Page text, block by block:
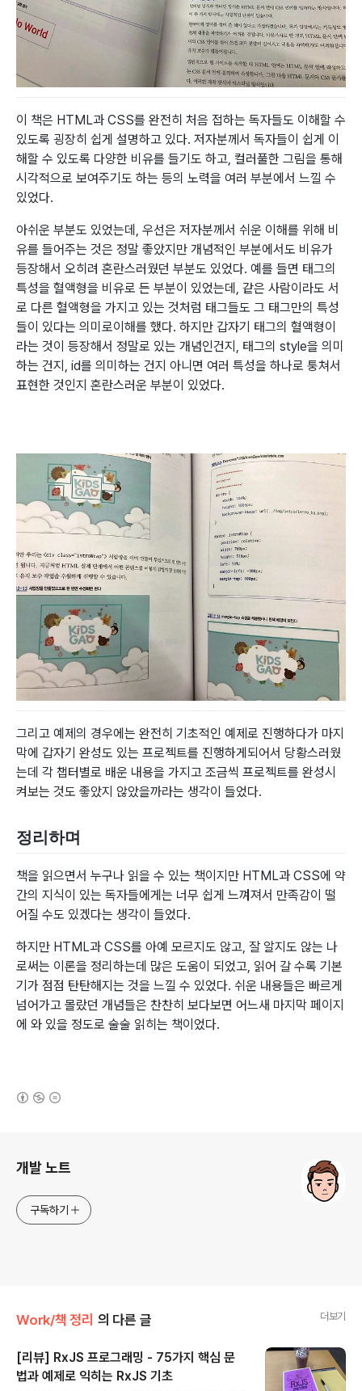
이 책은 HTML과 CSS를 완전히 처음 접하는 독자들도 이해할 수
있도록 굉장히 쉽게 설명하고 있다. 저자분께서 독자들이 쉽게 이
해할 수 있도록 다양한 비유를 들기도 하고, 컬러풀한 그림을 통해
시각적으로 보여주기도 하는 등의 노력을 여러 부분에서 느낄 수
있었다.
아쉬운 부분도 있었는데, 우선은 저자분께서 쉬운 이해를 위해 비
유를 들어주는 것은 정말 좋았지만 개념적인 부분에서도 비유가
등장해서 오히려 혼란스러웠던 부분도 있었다. 예를 들면 태그의
특성을 혈액형을 비유로 든 부분이 있었는데, 같은 사람이라도 서
로 다른 혈액형을 가지고 있는 것처럼 태그들도 그 태그만의 특성
들이 있다는 의미로이해를 했다. 하지만 갑자기 태그의 혈액형이
라는 것이 등장해서 정말로 있는 개념인건지, 태그의 style을 의미
하는 건지, id를 의미하는 건지 아니면 여러 특성을 하나로 퉁쳐서
표현한 것인지 혼란스러운 부분이 있었다.
그리고 예제의 경우에는 완전히 기초적인 예제로 진행하다가 마지
막에 갑자기 완성도 있는 프로젝트를 진행하게되어서 당황스러웠
는데 각 챕터별로 배운 내용을 가지고 조금씩 프로젝트를 완성시
켜보는 것도 좋았지 않았을까라는 생각이 들었다.
정리하며
책을 읽으면서 누구나 읽을 수 있는 책이지만 HTML과 CSS에 약
간의 지식이 있는 독자들에게는 너무 쉽게 느껴져서 만족감이 떨
어질 수도 있겠다는 생각이 들었다.
하지만 HTML과 CSS를 아예 모르지도 않고, 잘 알지도 않는 나
로써는 이론을 정리하는데 많은 도움이 되었고, 읽어 갈 수록 기본
기가 점점 탄탄해지는 것을 느낄 수 있었다. 쉬운 내용들은 빠르게
넘어가고 몰랐던 개념들은 찬찬히 보다보면 어느새 마지막 페이지
에 와 있을 정도로 술술 읽히는 책이었다.
개발 노트
구독하기
Work/책 정리 의 다른 글 더보기
[리뷰] RxJS 프로그래밍 - 75가지 핵심 문
법과 예제로 익히는 RxJS 기초